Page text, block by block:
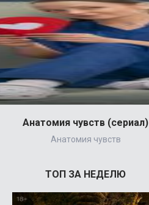
Анатомия чувств (сериал)
Анатомия чувств
ТОП ЗА НЕДЕЛЮ